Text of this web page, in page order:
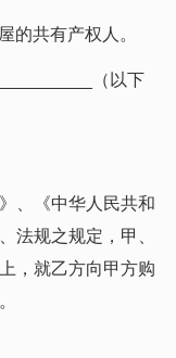
的共有产权人。
（以下
、《中华人民共和
法规之规定，甲、
，就乙方向甲方购